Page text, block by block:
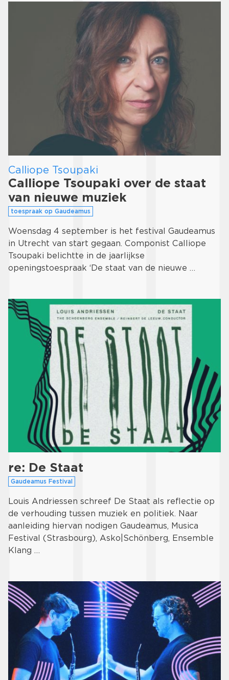
Calliope Tsoupaki
Calliope Tsoupaki over de staat
van nieuwe muziek
toespraak op Gaudeamus
Woensdag 4 september is het festival Gaudeamus
in Utrecht van start gegaan. Componist Calliope
Tsoupaki belichtte in de jaarlijkse
openingstoespraak ‘De staat van de nieuwe …
re: De Staat
Gaudeamus Festival
Louis Andriessen schreef De Staat als reflectie op
de verhouding tussen muziek en politiek. Naar
aanleiding hiervan nodigen Gaudeamus, Musica
Festival (Strasbourg), Asko|Schönberg, Ensemble
Klang …